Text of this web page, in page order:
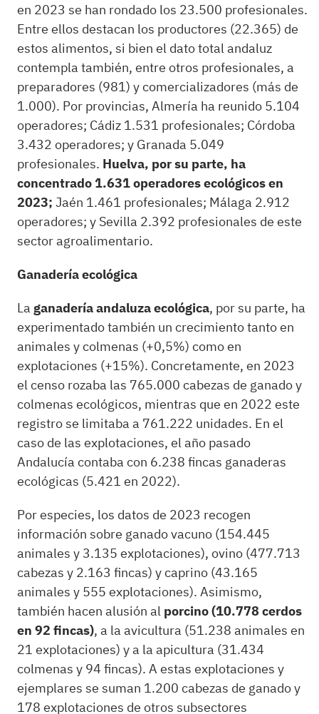
en 2023 se han rondado los 23.500 profesionales.
Entre ellos destacan los productores (22.365) de
estos alimentos, si bien el dato total andaluz
contempla también, entre otros profesionales, a
preparadores (981) y comercializadores (más de
1.000). Por provincias, Almería ha reunido 5.104
operadores; Cádiz 1.531 profesionales; Córdoba
3.432 operadores; y Granada 5.049
profesionales. Huelva, por su parte, ha
concentrado 1.631 operadores ecológicos en
2023; Jaén 1.461 profesionales; Málaga 2.912
operadores; y Sevilla 2.392 profesionales de este
sector agroalimentario.
Ganadería ecológica
La ganadería andaluza ecológica, por su parte, ha
experimentado también un crecimiento tanto en
animales y colmenas (+0,5%) como en
explotaciones (+15%). Concretamente, en 2023
el censo rozaba las 765.000 cabezas de ganado y
colmenas ecológicos, mientras que en 2022 este
registro se limitaba a 761.222 unidades. En el
caso de las explotaciones, el año pasado
Andalucía contaba con 6.238 fincas ganaderas
ecológicas (5.421 en 2022).
Por especies, los datos de 2023 recogen
información sobre ganado vacuno (154.445
animales y 3.135 explotaciones), ovino (477.713
cabezas y 2.163 fincas) y caprino (43.165
animales y 555 explotaciones). Asimismo,
también hacen alusión al porcino (10.778 cerdos
en 92 fincas), a la avicultura (51.238 animales en
21 explotaciones) y a la apicultura (31.434
colmenas y 94 fincas). A estas explotaciones y
ejemplares se suman 1.200 cabezas de ganado y
178 explotaciones de otros subsectores